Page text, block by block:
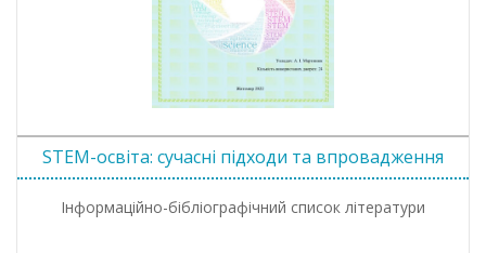
STEM-освіта: сучасні підходи та впровадження
Інформаційно-бібліографічний список літератури